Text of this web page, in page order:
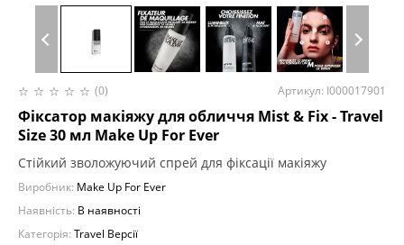
(0) Артикул: I000017901
Фіксатор макіяжу для обличчя Mist & Fix - Travel
Size 30 мл Make Up For Ever
Стійкий зволожуючий спрей для фіксації макіяжу
Виробник: Make Up For Ever
Наявність: В наявності
Категорія: Travel Версії